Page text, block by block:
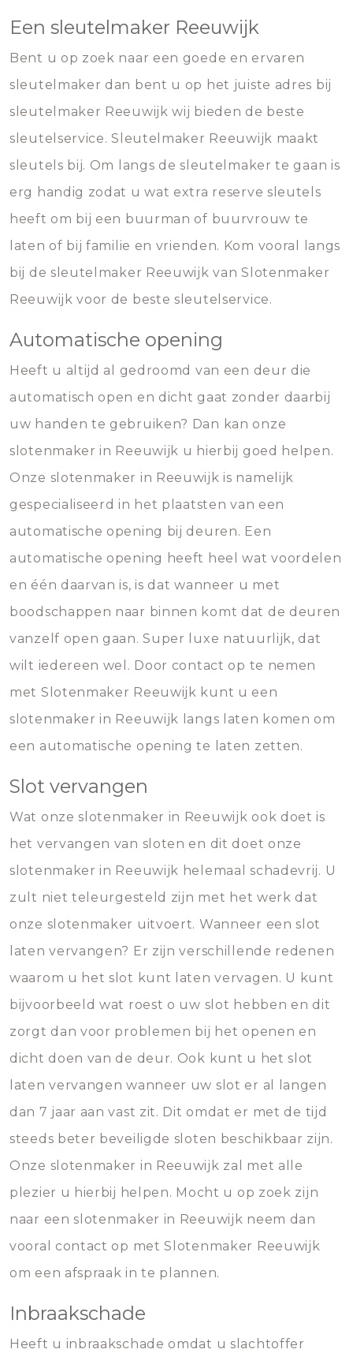
Een sleutelmaker Reeuwijk
Bent u op zoek naar een goede en ervaren
sleutelmaker dan bent u op het juiste adres bij
sleutelmaker Reeuwijk wij bieden de beste
sleutelservice. Sleutelmaker Reeuwijk maakt
sleutels bij. Om langs de sleutelmaker te gaan is
erg handig zodat u wat extra reserve sleutels
heeft om bij een buurman of buurvrouw te
laten of bij familie en vrienden. Kom vooral langs
bij de sleutelmaker Reeuwijk van Slotenmaker
Reeuwijk voor de beste sleutelservice.
Automatische opening
Heeft u altijd al gedroomd van een deur die
automatisch open en dicht gaat zonder daarbij
uw handen te gebruiken? Dan kan onze
slotenmaker in Reeuwijk u hierbij goed helpen.
Onze slotenmaker in Reeuwijk is namelijk
gespecialiseerd in het plaatsten van een
automatische opening bij deuren. Een
automatische opening heeft heel wat voordelen
en één daarvan is, is dat wanneer u met
boodschappen naar binnen komt dat de deuren
vanzelf open gaan. Super luxe natuurlijk, dat
wilt iedereen wel. Door contact op te nemen
met Slotenmaker Reeuwijk kunt u een
slotenmaker in Reeuwijk langs laten komen om
een automatische opening te laten zetten.
Slot vervangen
Wat onze slotenmaker in Reeuwijk ook doet is
het vervangen van sloten en dit doet onze
slotenmaker in Reeuwijk helemaal schadevrij. U
zult niet teleurgesteld zijn met het werk dat
onze slotenmaker uitvoert. Wanneer een slot
laten vervangen? Er zijn verschillende redenen
waarom u het slot kunt laten vervagen. U kunt
bijvoorbeeld wat roest o uw slot hebben en dit
zorgt dan voor problemen bij het openen en
dicht doen van de deur. Ook kunt u het slot
laten vervangen wanneer uw slot er al langen
dan 7 jaar aan vast zit. Dit omdat er met de tijd
steeds beter beveiligde sloten beschikbaar zijn.
Onze slotenmaker in Reeuwijk zal met alle
plezier u hierbij helpen. Mocht u op zoek zijn
naar een slotenmaker in Reeuwijk neem dan
vooral contact op met Slotenmaker Reeuwijk
om een afspraak in te plannen.
Inbraakschade
Heeft u inbraakschade omdat u slachtoffer